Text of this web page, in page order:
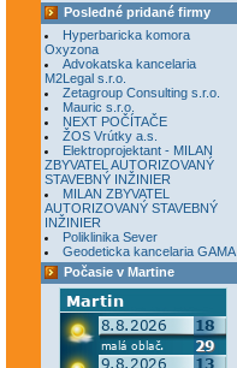
Posledné pridané firmy
Hyperbaricka komora
Oxyzona
Advokatska kancelaria
M2Legal s.r.o.
Zetagroup Consulting s.r.o.
Mauric s.r.o.
NEXT POČÍTAČE
ŽOS Vrútky a.s.
Elektroprojektant - MILAN
ZBYVATEL AUTORIZOVANÝ
STAVEBNÝ INŽINIER
MILAN ZBYVATEL
AUTORIZOVANÝ STAVEBNÝ
INŽINIER
Poliklinika Sever
Geodeticka kancelaria GAMA
Počasie v Martine